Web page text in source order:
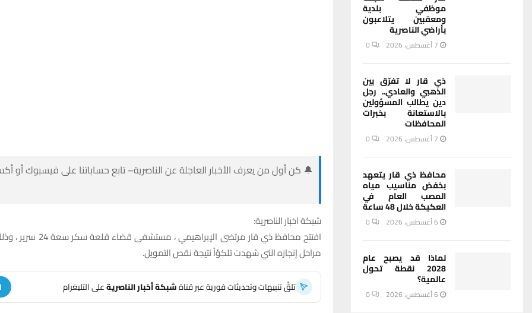
🔔 كن أول من يعرف الأخبار العاجلة عن الناصرية– تابع حساباتنا على فيسبوك أو
شبكة اخبار الناصرية:
افتتح محافظ ذي قار مرتضى
مراحل إنجازه التي شهدت تلكؤاً نتيجة نقص التمويل.
تلقَّ تنبيهات وتحديثات فورية عبر قناةشبكة أخبار الناصريةعلى التليغرام
موظفي بلدية
ومعقبين يتلاعبون
بأراضي الناصرية
7 أغسطس، 2026 0
ذي قار لا تفرّق بين
الذهبي والعادي.. رجل
دين يطالب المسؤولين
بالاستعانة بخبرات
المحافظات
7 أغسطس، 2026 0
محافظ ذي قار يتعهد
بخفض مناسيب مياه
المصب العام في
العكيكة خلال 48 ساعة
6 أغسطس، 2026 0
لماذا قد يصبح عام
2028 نقطة تحول
عالمية؟
6 أغسطس، 2026 0